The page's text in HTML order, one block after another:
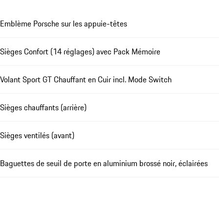
Emblème Porsche sur les appuie-têtes
Sièges Confort (14 réglages) avec Pack Mémoire
Volant Sport GT Chauffant en Cuir incl. Mode Switch
Sièges chauffants (arrière)
Sièges ventilés (avant)
Baguettes de seuil de porte en aluminium brossé noir, éclairées